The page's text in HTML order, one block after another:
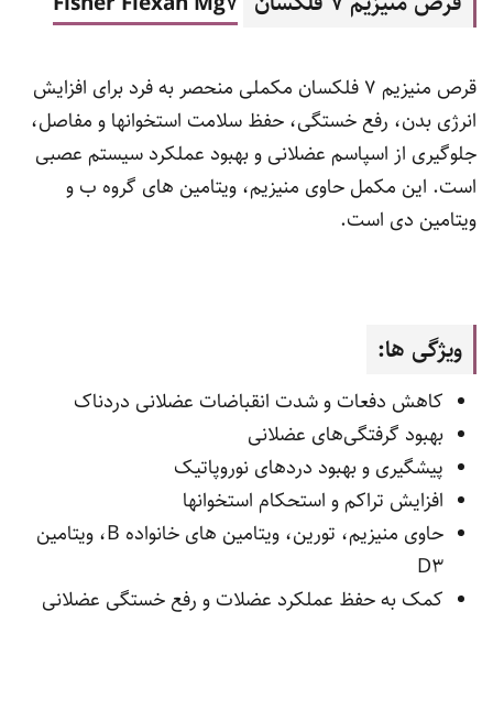
قرص منیزیم 7 فلکسان مکملی منحصر به فرد برای افزایش
انرژی بدن، رفع خستگی، حفظ سلامت استخوانها و مفاصل،
جلوگیری از اسپاسم عضلانی و بهبود عملکرد سیستم عصبی
است. این مکمل حاوی منیزیم، ویتامین های گروه ب و
ویتامین دی است.
ویژگی ها:
کاهش دفعات و شدت انقباضات عضلانی دردناک
بهبود گرفتگی‌های عضلانی
پیشگیری و بهبود دردهای نوروپاتیک
افزایش تراکم و استحکام استخوانها
حاوی منیزیم، تورین، ویتامین های خانواده B، ویتامین
D3
کمک به حفظ عملکرد عضلات و رفع خستگی عضلانی